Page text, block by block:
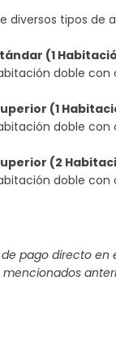
diversos tipos de
(1
doble
(1
doble
(2
doble
pago directo en
mencionados